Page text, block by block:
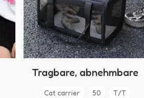
Tragbare, abnehmbare
Cat carrier 50 T/T